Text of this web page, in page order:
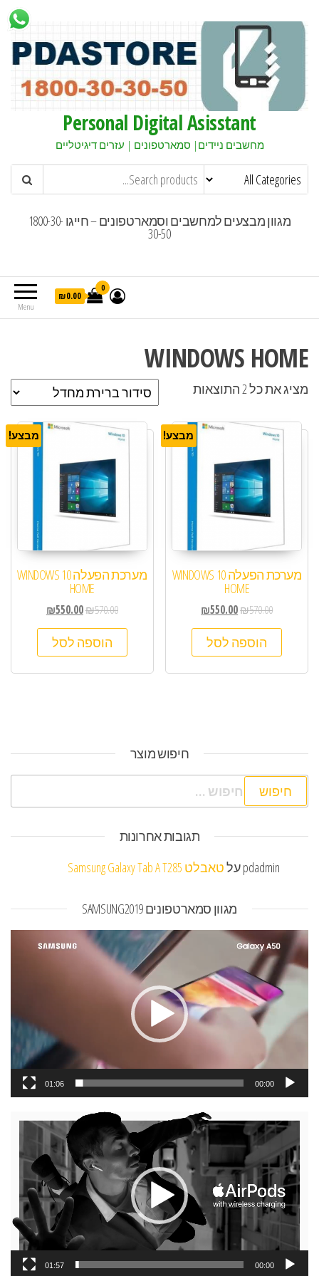
Personal Digital Asisstant
מחשבים ניידים| סמארטפונים | עזרים דיגיטליים
מגוון מבצעים למחשבים וסמארטפונים – חייגו 1800-30-
30-50
Menu
0
₪0.00
WINDOWS HOME
מציג את כל 2 התוצאות
מבצע!
מערכת הפעלה WINDOWS 10
HOME
₪570.00
₪550.00
הוספה לסל
מבצע!
מערכת הפעלה WINDOWS 10
HOME
₪570.00
₪550.00
הוספה לסל
חיפוש מוצר
חיפוש:
תגובות אחרונות
pdadminעלטאבלט Samsung Galaxy Tab A T285
מגוון סמארטפונים SAMSUNG2019
נגן
וידאו
00:00
01:06
נגן
וידאו
00:00
01:57